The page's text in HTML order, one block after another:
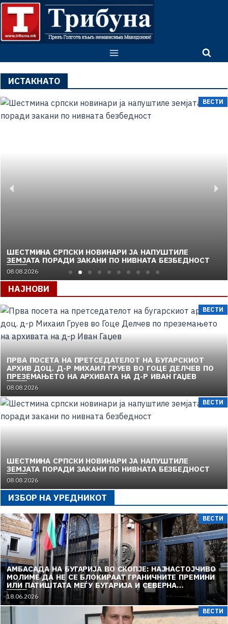
ИСТАКНАТО
ВЕСТИ
ШЕСТМИНА СРПСКИ НОВИНАРИ ЈА НАПУШТИЛЕ
ЗЕМЈАТА ПОРАДИ ЗАКАНИ ПО НИВНАТА БЕЗБЕДНОСТ
08.08.2026
НАЈНОВИ
ВЕСТИ
ПРВА ПОСЕТА НА ПРЕТСЕДАТЕЛОТ НА БУГАРСКИОТ
АРХИВ ДОЦ. Д-Р МИХАИЛ ГРУЕВ ВО ГОЦЕ ДЕЛЧЕВ ПО
ПРЕЗЕМАЊЕТО НА АРХИВАТА НА Д-Р ИВАН ГАЏЕВ
08.08.2026
ВЕСТИ
ШЕСТМИНА СРПСКИ НОВИНАРИ ЈА НАПУШТИЛЕ
ЗЕМЈАТА ПОРАДИ ЗАКАНИ ПО НИВНАТА БЕЗБЕДНОСТ
08.08.2026
ИЗБОР НА УРЕДНИКОТ
ВЕСТИ
АМБАСАДА НА БУГАРИЈА ВО СКОПЈЕ: НАЈНАСТОЈЧИВО
МОЛИМЕ ДА НЕ СЕ БЛОКИРААТ ГРАНИЧНИТЕ ПРЕМИНИ
ИЛИ ПАТИШТАТА МЕЃУ БУГАРИЈА И СЕВЕРНА
МАКЕДОНИЈА
18.06.2026
ВЕСТИ